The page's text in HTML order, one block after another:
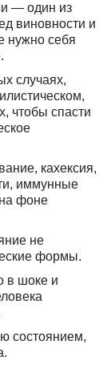
— один из
виновности и
нужно себя
случаях,
чтобы спасти
кахексия,
иммунные
фоне
не
формы.
в шоке и
состоянием,